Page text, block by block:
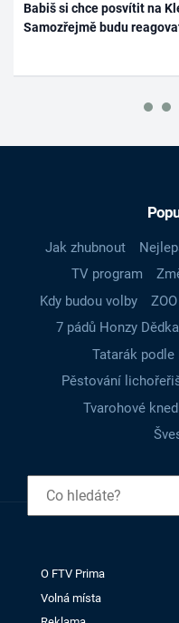
Babiš si chce posvítit na
Samozřejmě budu
Jak zhubnout
TV program
Kdy budou volby
7 pádů Honzy Dědka
Tatarák podle
Pěstování
Tvarohové
O FTV Prima
Volná místa